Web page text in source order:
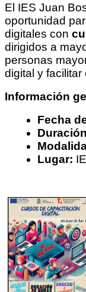
El IES Juan
oportunidad
digitales con
dirigidos a
personas
digital y
Información
Fecha
Lugar: